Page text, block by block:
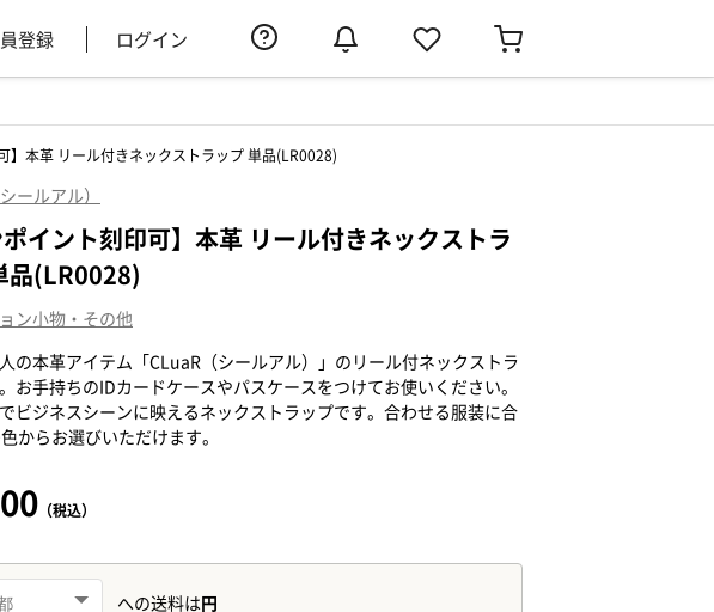
登録 ログイン
】本革 リール付きネックストラップ 単品(LR0028)
ールアル）
ポイント刻印可】本革 リール付きネックストラ
品(LR0028)
ン小物・その他
の本革アイテム「CLuaR（シールアル）」のリール付ネックストラ
お手持ちのIDカードケースやパスケースをつけてお使いください。
ビジネスシーンに映えるネックストラップです。合わせる服装に合
からお選びいただけます。
（税込）